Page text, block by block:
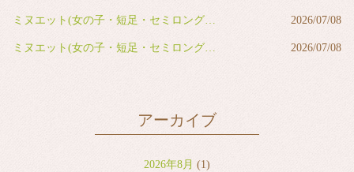
ミヌエット(女の子・短足・セミロング・ブルー&ホワイト) 2026/07/08
ミヌエット(女の子・短足・セミロング・ブラウンタビー&ホワイト) 2026/07/08
アーカイブ
2026年8月 (1)